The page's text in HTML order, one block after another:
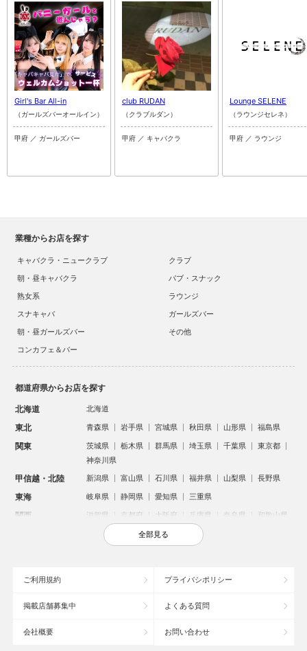
Girl's Bar All-in
（ガールズバーオールイン）
甲府 ／ ガールズバー
club RUDAN
（クラブルダン）
甲府 ／ キャバクラ
Lounge SELENE
（ラウンジセレネ）
甲府 ／ ラウンジ
業種からお店を探す
キャバクラ・ニュークラブ
クラブ
朝・昼キャバクラ
パブ・スナック
熟女系
ラウンジ
スナキャバ
ガールズバー
朝・昼ガールズバー
その他
コンカフェ＆バー
都道府県からお店を探す
北海道 北海道
東北 青森県 岩手県 宮城県 秋田県 山形県 福島県
関東 茨城県 栃木県 群馬県 埼玉県 千葉県
東京都
神奈川県
甲信越・北陸 新潟県 富山県 石川県 福井県 山梨県 長野県
東海 岐阜県 静岡県 愛知県 三重県
関西 滋賀県 京都府 大阪府 兵庫県 奈良県 和歌山県
鳥取県 島根県 岡山県 広島県
沖縄県
全部見る
ご利用規約 プライバシポリシー
掲載店舗募集中 よくある質問
会社概要 お問い合わせ